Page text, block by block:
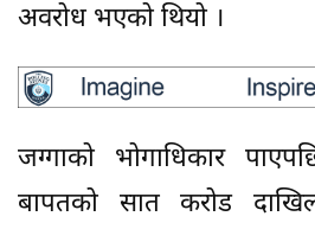
अवरोध भएको थियो ।
जग्गाको भोगाधिकार
बापतको सात करोड